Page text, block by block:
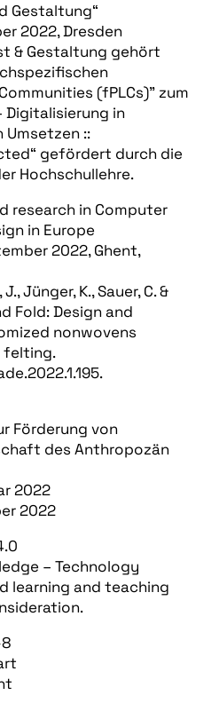
Gestaltung“
2022, Dresden
& Gestaltung gehört
(fPLCs)” zum
Digitalisierung in
Umsetzen ::
gefördert durch die
Hochschullehre.
research in Computer
in Europe
2022, Ghent,
Jünger, K., Sauer, C. &
Fold: Design and
nonwovens
felting.
Förderung von
des Anthropozän
2022
2022
– Technology
learning and teaching